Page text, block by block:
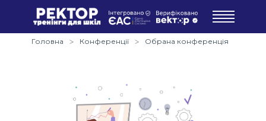
Головна Конференції Обрана конференція